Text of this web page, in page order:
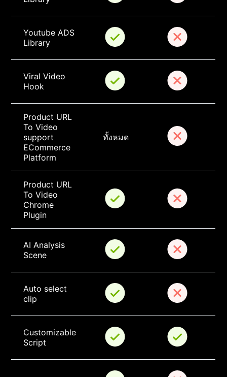
Youtube ADS
Library
Viral Video
Hook
Product URL
To Video
support
ECommerce
Platform
ทั้งหมด
Product URL
To Video
Chrome
Plugin
AI Analysis
Scene
Auto select
clip
Customizable
Script